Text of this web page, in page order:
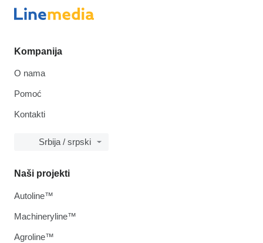
Kompanija
O nama
Pomoć
Kontakti
Srbija / srpski
Naši projekti
Autoline™
Machineryline™
Agroline™